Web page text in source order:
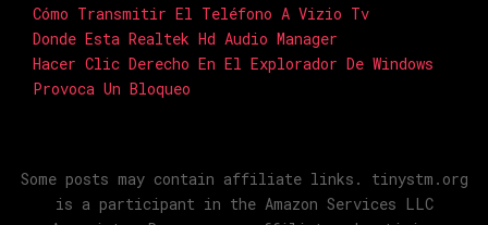
Cómo Transmitir El Teléfono A Vizio Tv
Donde Esta Realtek Hd Audio Manager
Hacer Clic Derecho En El Explorador De Windows
Provoca Un Bloqueo
Some posts may contain affiliate links. tinystm.org
is a participant in the Amazon Services LLC